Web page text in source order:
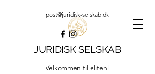
JURIDISK SELSKAB
Velkommen til eliten!
post@juridisk-selskab.dk